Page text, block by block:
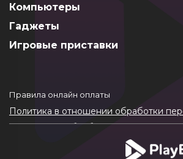
Компьютеры
Гаджеты
Игровые приставки
Правила онлайн оплаты
Политика в отношении обработки
Согласие на обработку ПДн
Политика обработки файлов cookie